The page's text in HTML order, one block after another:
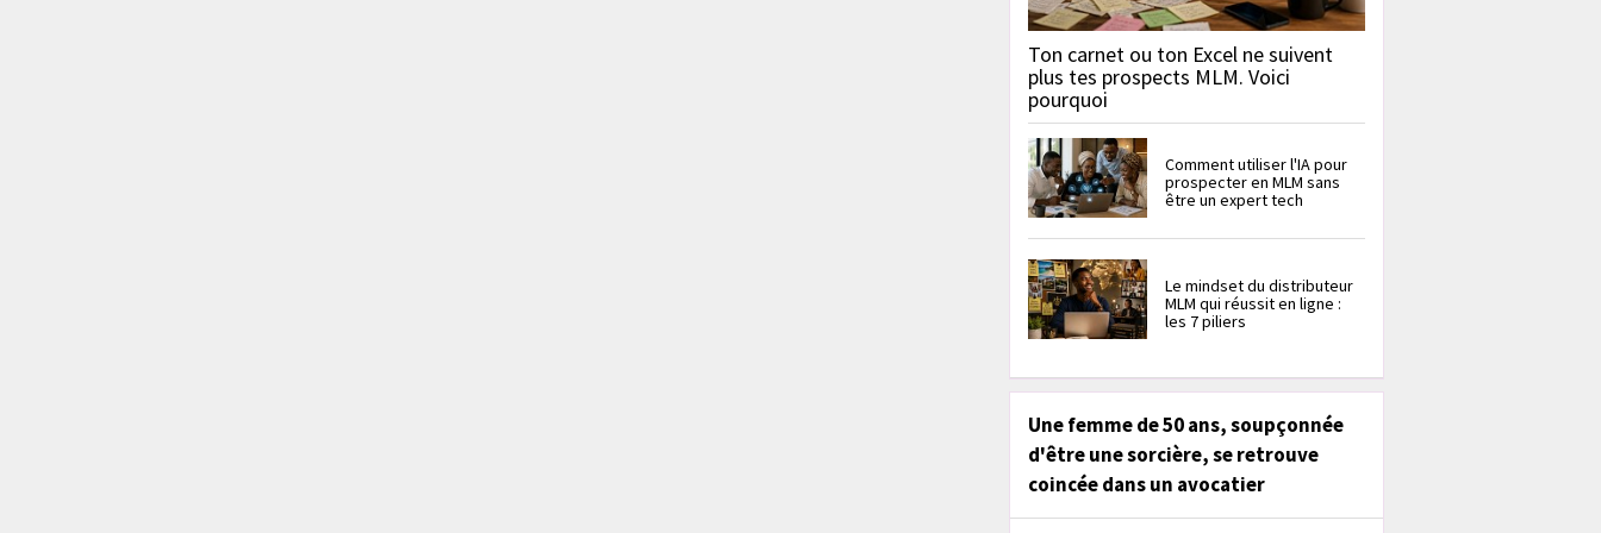
Ton carnet ou ton Excel ne suivent
plus tes prospects MLM. Voici
pourquoi
Comment utiliser l'IA pour
prospecter en MLM sans
être un expert tech
Le mindset du distributeur
MLM qui réussit en ligne :
les 7 piliers
Une femme de 50 ans, soupçonnée
d'être une sorcière, se retrouve
coincée dans un avocatier